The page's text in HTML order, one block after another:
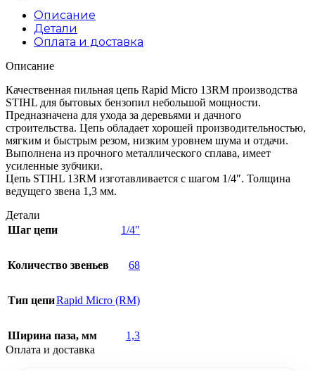
Описание
Детали
Оплата и доставка
Описание
Качественная пильная цепь Rapid Micro 13RM производства
STIHL для бытовых бензопил небольшой мощности.
Предназначена для ухода за деревьями и дачного
строительства. Цепь обладает хорошей производительностью,
мягким и быстрым резом, низким уровнем шума и отдачи.
Выполнена из прочного металлического сплава, имеет
усиленные зубчики.
Цепь STIHL 13RM изготавливается с шагом 1/4″. Толщина
ведущего звена 1,3 мм.
Детали
Шаг цепи
1/4″
Количество звеньев 68
Тип цепиRapid Micro (RM)
Ширина паза, мм
1,3
Оплата и доставка